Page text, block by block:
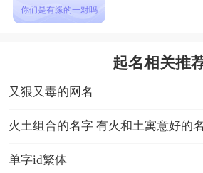
你们是有缘的一对吗
起名相关推
又狠又毒的网名
火土组合的名字 有火和土寓意好的
单字id繁体